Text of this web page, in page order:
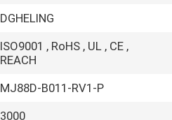
DGHELING
ISO9001 , RoHS , UL , CE ,
REACH
MJ88D-B011-RV1-P
3000